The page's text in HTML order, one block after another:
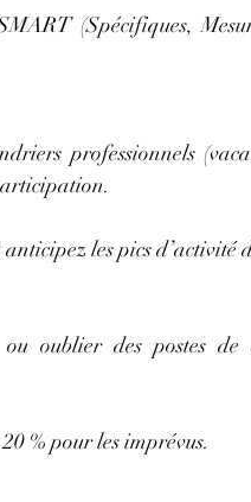
(Spécifiques,
professionnels
les pics d’activité
oublier des postes de
% pour les imprévus.